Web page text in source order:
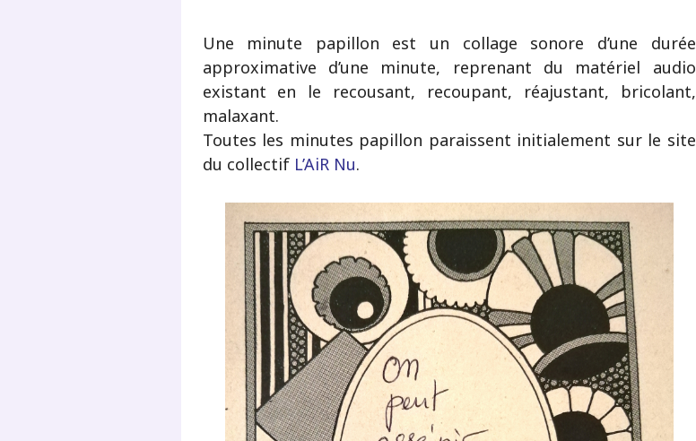
Une minute papillon est un collage sonore d’une durée
approximative d’une minute, reprenant du matériel audio
existant en le recousant, recoupant, réajustant, bricolant,
malaxant.
Toutes les minutes papillon paraissent initialement sur le site
du collectif L’AiR Nu.